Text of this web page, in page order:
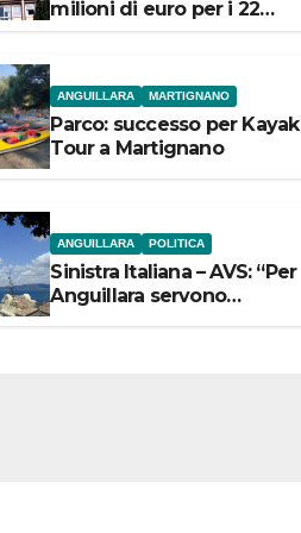
milioni di euro per i 22
ANGUILLARA MARTIGNANO
Parco: successo per Kayak
Tour a Martignano
ANGUILLARA POLITICA
Sinistra Italiana – AVS: “Per
Anguillara servono